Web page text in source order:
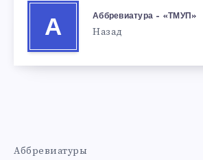
А
Аббревиатура – «ТМУП»
Назад
Аббревиатуры